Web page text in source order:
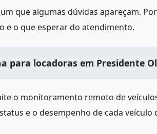
que algumas dúvidas apareçam.
e o que esperar do atendimento.
para locadoras em Presidente
o monitoramento remoto de
e o desempenho de cada